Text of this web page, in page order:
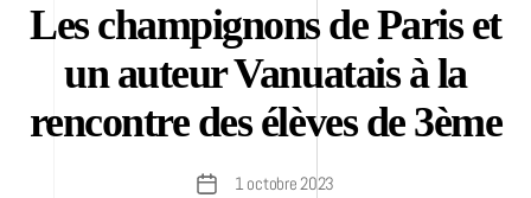
Les champignons de Paris et
un auteur Vanuatais à la
rencontre des élèves de 3ème
Date1 octobre 2023